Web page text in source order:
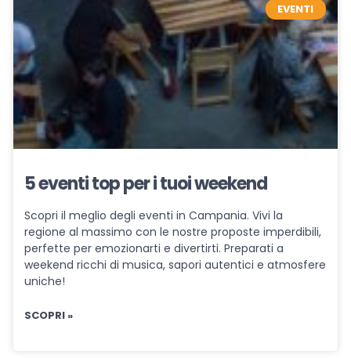
EVENTI
5 eventi top per i tuoi weekend
Scopri il meglio degli eventi in Campania. Vivi la
regione al massimo con le nostre proposte imperdibili,
perfette per emozionarti e divertirti. Preparati a
weekend ricchi di musica, sapori autentici e atmosfere
uniche!
SCOPRI »